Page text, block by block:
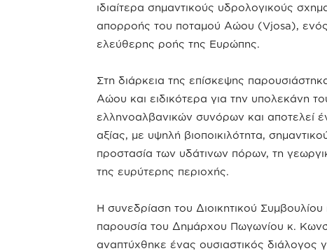
ιδιαίτερα σημαντικούς υδρολογικούς
απορροής του ποταμού Αώου (Vjosa),
ελεύθερης ροής της Ευρώπης.
Στη διάρκεια της επίσκεψης
Αώου και ειδικότερα για την υπολεκάνη
ελληνοαλβανικών συνόρων και αποτελεί
αξίας, με υψηλή βιοποικιλότητα,
προστασία των υδάτινων πόρων, τη
της ευρύτερης περιοχής.
Η συνεδρίαση του Διοικητικού
παρουσία του Δημάρχου Πωγωνίου κ.
αναπτύχθηκε ένας ουσιαστικός διάλογος